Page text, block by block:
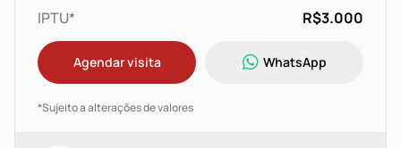
IPTU*
R$3.000
Agendar visita WhatsApp
*Sujeito a alterações de valores